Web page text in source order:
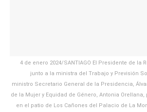
4 de enero 2024/SANTIAGO El Presidente de la
junto a la ministra del Trabajo y Previsión
ministro Secretario General de la Presidencia,
de la Mujer y Equidad de Género, Antonia
en el patio de Los Cañones del Palacio de La